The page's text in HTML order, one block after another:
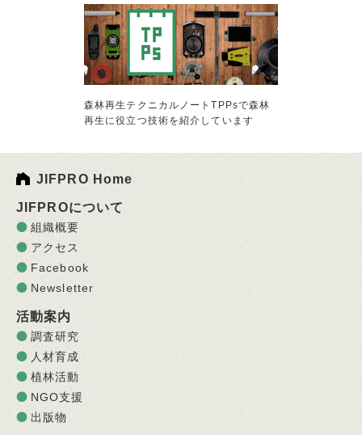
森林再生テクニカルノートTPPsで森林
再生に役立つ技術を紹介しています
JIFPRO Home
JIFPROについて
組織概要
アクセス
Facebook
Newsletter
活動案内
調査研究
人材育成
植林活動
NGO支援
出版物